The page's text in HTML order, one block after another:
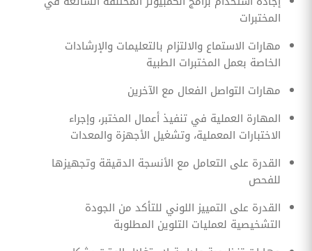
المختبرات
مهارات الاستماع والالتزام بالتعليمات والإرشادات
الخاصة بعمل المختبرات الطبية
مهارات التواصل الفعال مع الآخرين
المهارة العملية في تنفيذ أعمال المختبر، وإجراء
الاختبارات المعملية، وتشغيل الأجهزة والمعدات
القدرة على التعامل مع الأنسجة الدقيقة وتجهيزها
للفحص
القدرة على التمييز اللوني للتأكد من الجودة
التشخيصية لعمليات التلوين المطلوبة